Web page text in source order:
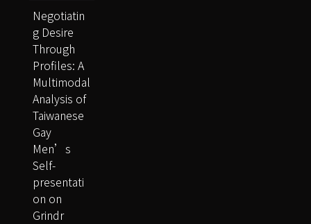
Negotiatin
g Desire
Through
Profiles: A
Multimodal
Analysis of
Taiwanese
Gay
Men’s
Self-
presentati
on on
Grindr